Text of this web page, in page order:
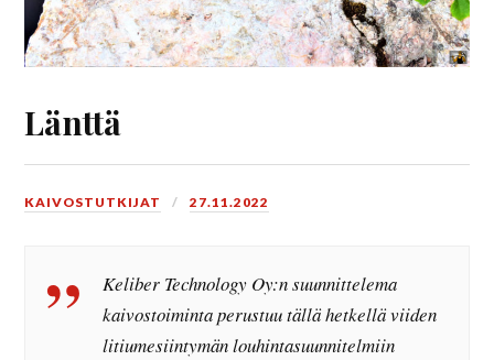
Länttä
KAIVOSTUTKIJAT 27.11.2022
Keliber Technology Oy:n suunnittelema
kaivostoiminta perustuu tällä hetkellä viiden
litiumesiintymän louhintasuunnitelmiin